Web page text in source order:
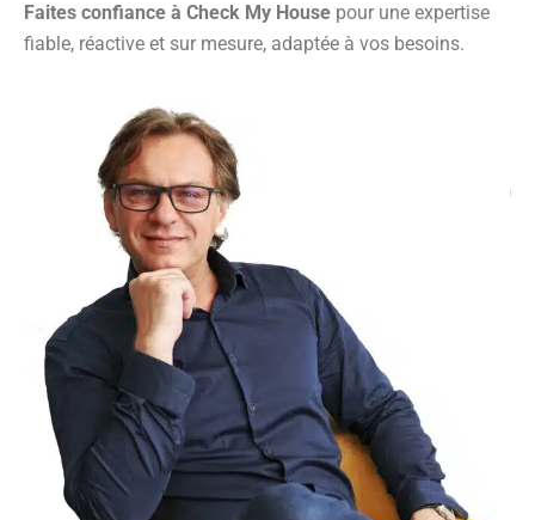
Faites confiance à Check My House pour une expertise
fiable, réactive et sur mesure, adaptée à vos besoins.